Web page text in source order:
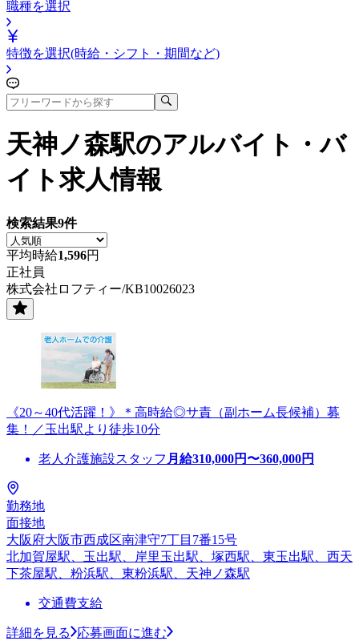
職種を選択
特徴を選択(時給・シフト・期間など)
天神ノ森駅のアルバイト・バ
イト求人情報
検索結果9件
平均時給1,596円
正社員
株式会社ロフティー/KB10026023
《20～40代活躍！》＊高時給◎サ責（副ホーム長候補）募
集！／玉出駅より徒歩10分
老人介護施設スタッフ 月給310,000円〜360,000円
勤務地
面接地
大阪府大阪市西成区南津守7丁目7番15号
北加賀屋駅、玉出駅、岸里玉出駅、塚西駅、東玉出駅、西天
下茶屋駅、粉浜駅、東粉浜駅、天神ノ森駅
交通費支給
詳細を見る
応募画面に進む